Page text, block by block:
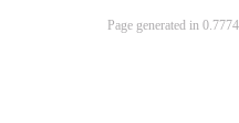
Page generated in